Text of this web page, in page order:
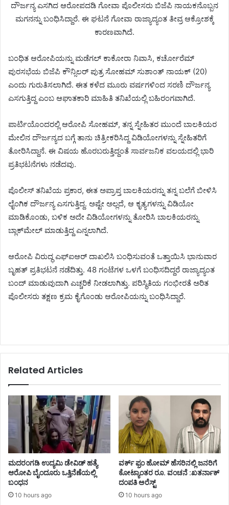
ದೌರ್ಜನ್ಯ ಎಸಗಿದ ಆರೋಪದಡಿ ಗೋವಾ ಪೊಲೀಸರು ಬಿಜೆಪಿ ನಾಯಕನೊಬ್ಬನ
ಮಗನನ್ನು ಬಂಧಿಸಿದ್ದಾರೆ. ಈ ಘಟನೆ ಗೋವಾ ರಾಜ್ಯಾದ್ಯಂತ ತೀವ್ರ ಆಕ್ರೋಶಕ್ಕೆ
ಕಾರಣವಾಗಿದೆ.
ಬಂಧಿತ ಆರೋಪಿಯನ್ನು ಮಡೆಗಲ್ ಕಾಕೋರಾ ನಿವಾಸಿ, ಕರ್ಚೋರೆಮ್
ಪುರಸಭೆಯ ಬಿಜೆಪಿ ಕೌನ್ಸಿಲರ್ ಪುತ್ರ ಸೋಹಮ್ ಸುಶಾಂತ್ ನಾಯಕ್ (20)
ಎಂದು ಗುರುತಿಸಲಾಗಿದೆ. ಈತ ಕಳೆದ ಮೂರು ವರ್ಷಗಳಿಂದ ಸರಣಿ ದೌರ್ಜನ್ಯ
ಎಸಗುತ್ತಿದ್ದ ಎಂಬ ಆಘಾತಕಾರಿ ಮಾಹಿತಿ ತನಿಖೆಯಲ್ಲಿ ಬಹಿರಂಗವಾಗಿದೆ.
ಪಾರ್ಟಿಯೊಂದರಲ್ಲಿ ಆರೋಪಿ ಸೋಹಮ್, ತನ್ನ ಸ್ನೇಹಿತರ ಮುಂದೆ ಬಾಲಕಿಯರ
ಮೇಲಿನ ದೌರ್ಜನ್ಯದ ಬಗ್ಗೆ ತಾನು ಚಿತ್ರೀಕರಿಸಿದ್ದ ವಿಡಿಯೋಗಳನ್ನು ಸ್ನೇಹಿತರಿಗೆ
ತೋರಿಸಿದ್ದಾನೆ. ಈ ವಿಷಯ ಹೊರಬರುತ್ತಿದ್ದಂತೆ ಸಾರ್ವಜನಿಕ ವಲಯದಲ್ಲಿ ಭಾರಿ
ಪ್ರತಿಭಟನೆಗಳು ನಡೆದವು.
ಪೊಲೀಸ್ ತನಿಖೆಯ ಪ್ರಕಾರ, ಈತ ಅಪ್ರಾಪ್ತ ಬಾಲಕಿಯರನ್ನು ತನ್ನ ಬಲೆಗೆ ಬೀಳಿಸಿ
ಲೈಂಗಿಕ ದೌರ್ಜನ್ಯ ಎಸಗುತ್ತಿದ್ದ. ಅಷ್ಟೇ ಅಲ್ಲದೆ, ಆ ಕೃತ್ಯಗಳನ್ನು ವಿಡಿಯೋ
ಮಾಡಿಕೊಂಡು, ಬಳಿಕ ಅದೇ ವಿಡಿಯೋಗಳನ್ನು ತೋರಿಸಿ ಬಾಲಕಿಯರನ್ನು
ಬ್ಲಾಕ್‌ಮೇಲ್ ಮಾಡುತ್ತಿದ್ದ ಎನ್ನಲಾಗಿದೆ.
ಆರೋಪಿ ವಿರುದ್ಧ ಎಫ್‌ಐಆ‌ರ್ ದಾಖಲಿಸಿ ಬಂಧಿಸುವಂತೆ ಒತ್ತಾಯಿಸಿ ಭಾನುವಾರ
ಬೃಹತ್ ಪ್ರತಿಭಟನೆ ನಡೆದಿತ್ತು. 48 ಗಂಟೆಗಳ ಒಳಗೆ ಬಂಧಿಸದಿದ್ದರೆ ರಾಜ್ಯಾದ್ಯಂತ
ಬಂದ್ ಮಾಡುವುದಾಗಿ ಎಚ್ಚರಿಕೆ ನೀಡಲಾಗಿತ್ತು. ಪರಿಸ್ಥಿತಿಯ ಗಂಭೀರತೆ ಅರಿತ
ಪೊಲೀಸರು ತಕ್ಷಣ ಕ್ರಮ ಕೈಗೊಂಡು ಆರೋಪಿಯನ್ನು ಬಂಧಿಸಿದ್ದಾರೆ.
Related Articles
ಮದರಂಗಡಿ ಉದ್ಯಮಿ ಡೇವಿಡ್ ಹತ್ಯೆ
ಆರೋಪಿ ಬೈಂದೂರು ಒತ್ತಿನೆಣೆಯಲ್ಲಿ
ಬಂಧನ
10 hours ago
ವರ್ಕ್ ಫ್ರಂ ಹೋಮ್ ಹೆಸರಿನಲ್ಲಿ ಜನರಿಗೆ
ಕೋಟ್ಯಾಂತರ ರೂ. ವಂಚನೆ :ಖತರ್ನಾಕ್
ದಂಪತಿ ಅರೆಸ್ಟ್
10 hours ago